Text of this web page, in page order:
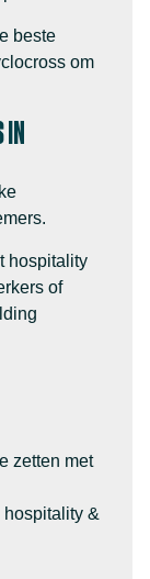
beste
om
IN
hospitality
of
zetten met
hospitality &